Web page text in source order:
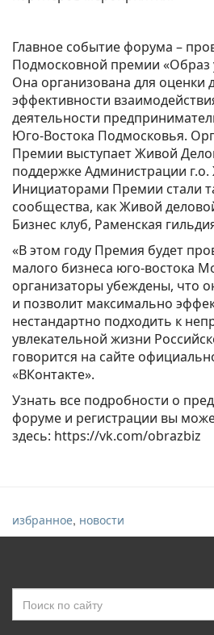
Главное событие форума –
Подмосковной премии «Образ
Она организована для оценки
эффективности
деятельности
Юго-Востока Подмосковья.
Премии выступает Живой
поддержке Администрации г.о.
Инициаторами Премии стали
сообщества, как Живой
Бизнес клуб, Раменская
«В этом году Премия будет
малого бизнеса юго-востока
организаторы убеждены, что
и позволит максимально
нестандартно подходить к
увлекательной жизни
говорится на сайте
«ВКонтакте».
Узнать все подробности о
форуме и регистрации вы
здесь: https://vk.com/obrazbiz
избранное, новости